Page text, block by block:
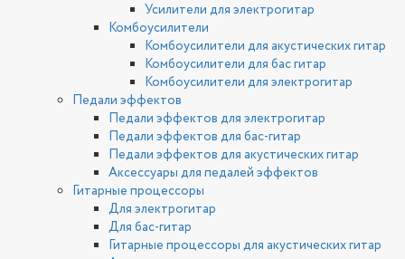
Усилители для электрогитар
Комбоусилители
Комбоусилители для акустических гитар
Комбоусилители для бас гитар
Комбоусилители для электрогитар
Педали эффектов
Педали эффектов для электрогитар
Педали эффектов для бас-гитар
Педали эффектов для акустических гитар
Аксессуары для педалей эффектов
Гитарные процессоры
Для электрогитар
Для бас-гитар
Гитарные процессоры для акустических гитар